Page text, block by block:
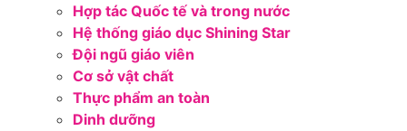
Hợp tác Quốc tế và trong nước
Hệ thống giáo dục Shining Star
Đội ngũ giáo viên
Cơ sở vật chất
Thực phẩm an toàn
Dinh dưỡng